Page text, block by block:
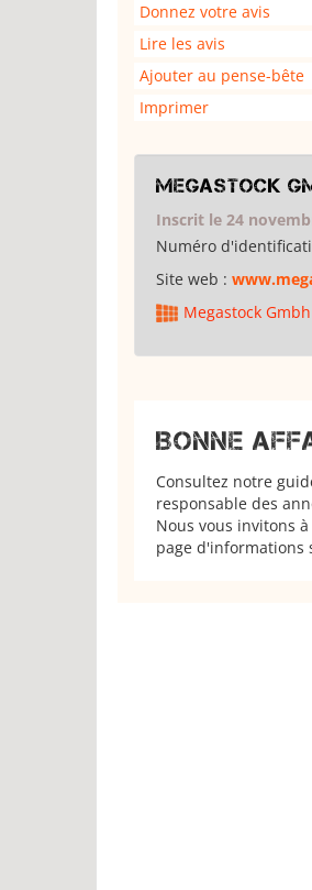
Donnez votre avis
Lire les avis
Ajouter au pense-bête
Imprimer
Megastock
Inscrit le 24
Numéro
Site web :
Megastock Gmbh
BONNE
Consultez notre
responsable des
Nous vous invitons
page d'informations